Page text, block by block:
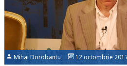
Mihai Dorobantu 12 octombrie